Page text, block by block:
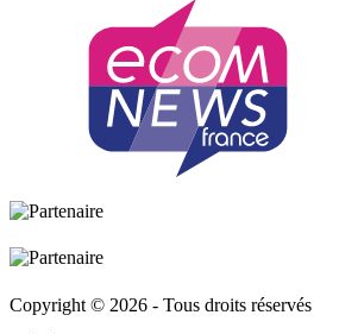
Copyright © 2026 - Tous droits réservés